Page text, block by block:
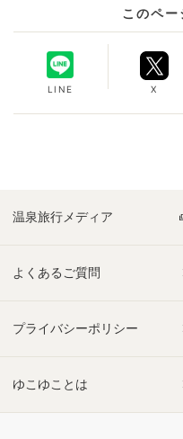
このペー
LINE X
温泉旅行メディア
よくあるご質問
プライバシーポリシー
ゆこゆことは